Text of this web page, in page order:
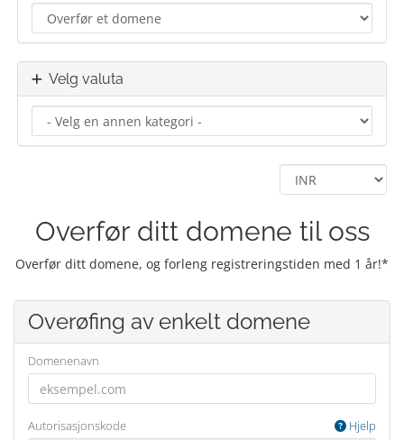
Velg valuta
Overfør ditt domene til oss
Overfør ditt domene, og forleng registreringstiden med 1 år!*
Overøfing av enkelt domene
Domenenavn
Autorisasjonskode Hjelp